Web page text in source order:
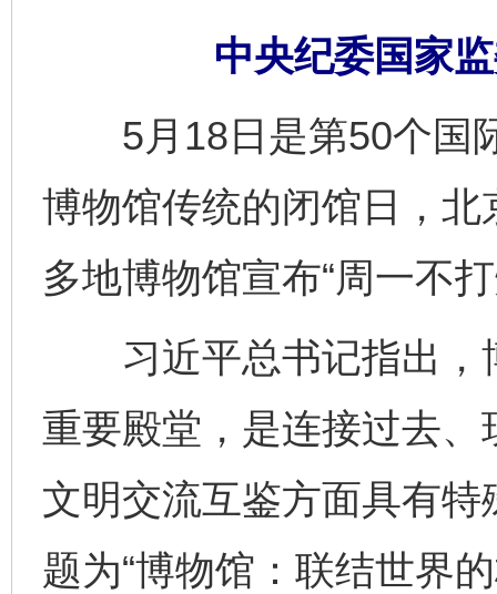
中央纪委国家
5月18日是第50个国
博物馆传统的闭馆日，
多地博物馆宣布“周一不
习近平总书记指出，
重要殿堂，是连接过去
文明交流互鉴方面具有
题为“博物馆：联结世界